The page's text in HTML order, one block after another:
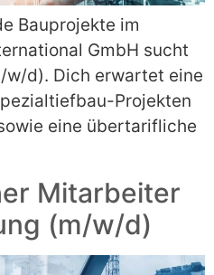
Bauprojekte im
GmbH sucht
w/d). Dich erwartet eine
Projekten
eine übertarifliche
Mitarbeiter
(m/w/d)